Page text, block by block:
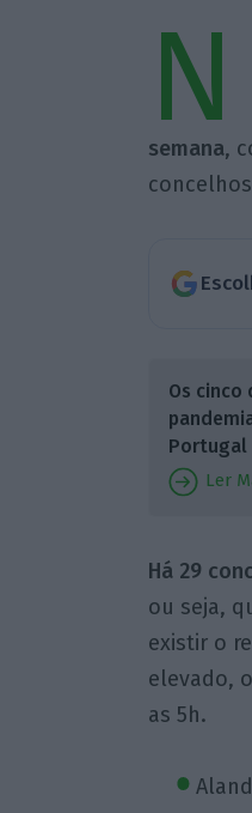
N
semana,
Os cinco
Portugal
Ler
Há 29
ou seja,
existir o
elevado,
as 5h.